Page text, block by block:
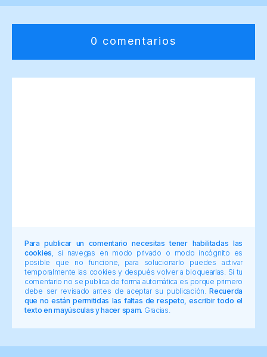
0 comentarios
Para publicar un comentario necesitas tener habilitadas las
cookies , si navegas en modo privado o modo incógnito es
posible que no funcione, para solucionarlo puedes activar
temporalmente las cookies y después volver a bloquearlas. Si tu
comentario no se publica de forma automática es porque primero
debe ser revisado antes de aceptar su publicación.Recuerda
que no están permitidas las faltas de respeto, escribir todo el
texto en mayúsculas y hacer spam. Gracias.